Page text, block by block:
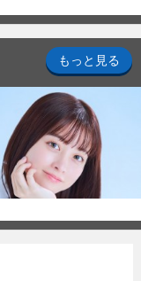
もっと見る